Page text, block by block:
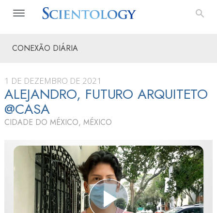
CONEXÃO DIÁRIA
1 DE DEZEMBRO DE 2021
ALEJANDRO, FUTURO ARQUITETO
@CASA
CIDADE DO MÉXICO, MÉXICO